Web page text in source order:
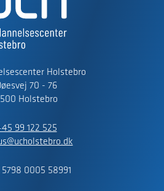
Holstebro
70 - 76
Holstebro
99 122 525
5798 0005 58991